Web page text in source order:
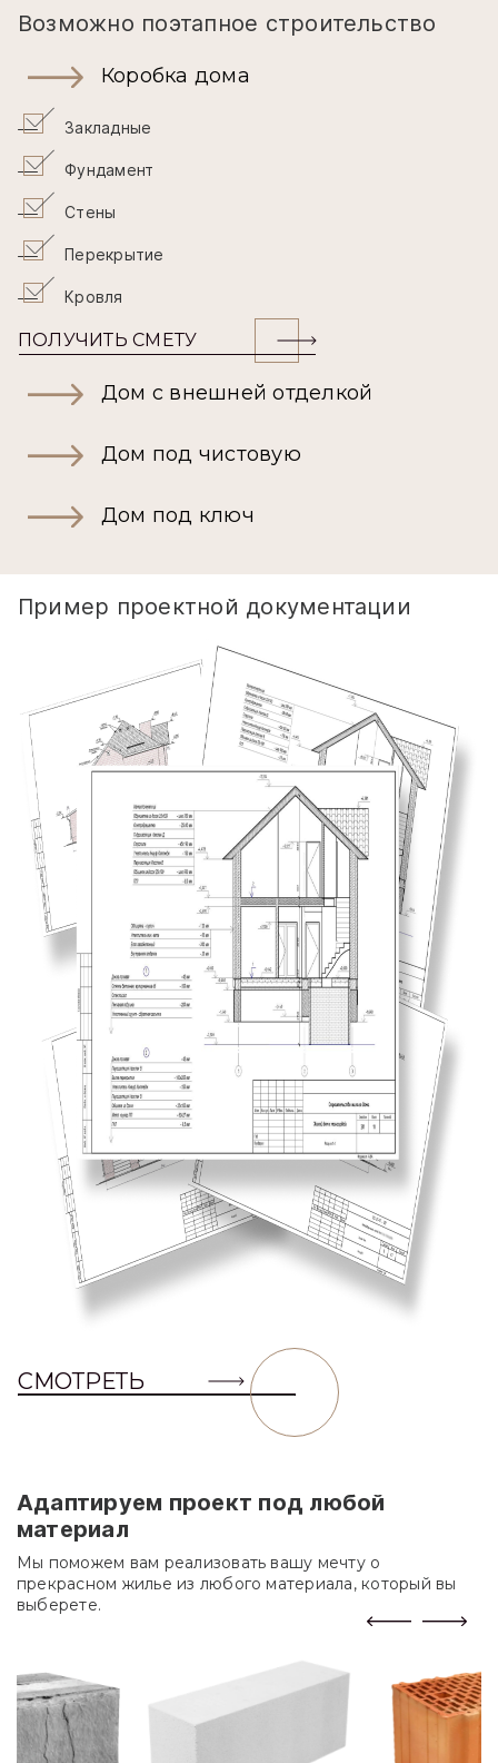
Возможно поэтапное строительство
Коробка дома
Закладные
Фундамент
Стены
Перекрытие
Кровля
ПОЛУЧИТЬ СМЕТУ
Дом с внешней отделкой
Дом под чистовую
Дом под ключ
Пример проектной документации
СМОТРЕТЬ
Адаптируем проект под любой
материал
Мы поможем вам реализовать вашу мечту о
прекрасном жилье из любого материала, который вы
выберете.